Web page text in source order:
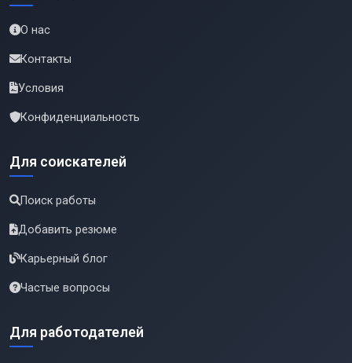
О нас
Контакты
Условия
Конфиденциальность
Для соискателей
Поиск работы
Добавить резюме
Карьерный блог
Частые вопросы
Для работодателей